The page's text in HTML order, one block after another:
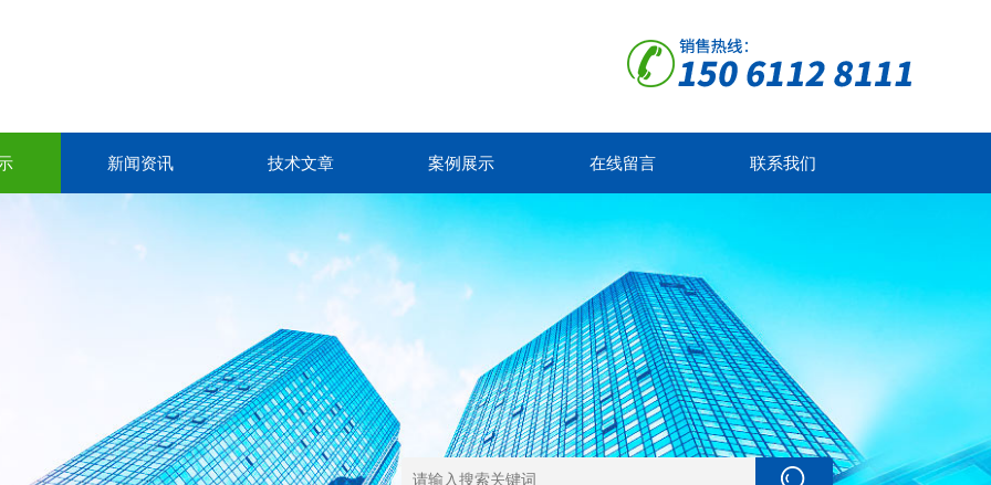
新闻资讯 技术文章 案例展示 在线留言 联系我们